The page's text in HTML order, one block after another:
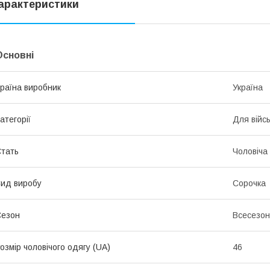
виробник Україна
Для
Чоловіча
виробу Сорочка
чоловічого одягу (UA) 46